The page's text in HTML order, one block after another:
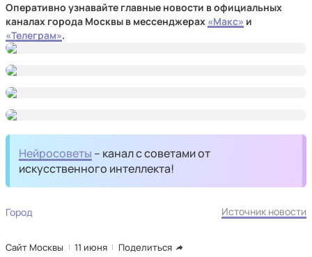
Оперативно узнавайте главные новости в официальных
каналах города Москвы в мессенджерах «Макс» и
«Телеграм».
Нейросоветы – канал с советами от
искусственного интеллекта!
Город Источник новости
Сайт Москвы 11 июня Поделиться